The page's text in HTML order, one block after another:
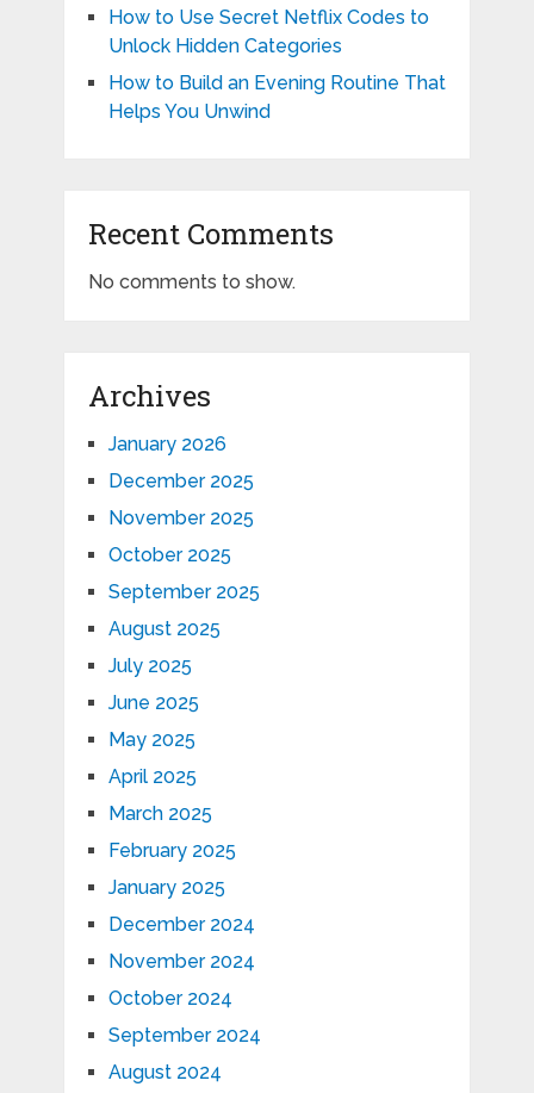
How to Use Secret Netflix Codes to
Unlock Hidden Categories
How to Build an Evening Routine That
Helps You Unwind
Recent Comments
No comments to show.
Archives
January 2026
December 2025
November 2025
October 2025
September 2025
August 2025
July 2025
June 2025
May 2025
April 2025
March 2025
February 2025
January 2025
December 2024
November 2024
October 2024
September 2024
August 2024